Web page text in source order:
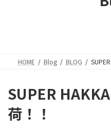
HOME Blog BLOG
SUPER
荷！！